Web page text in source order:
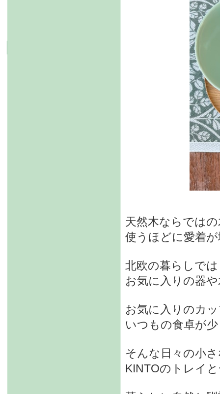
天然木ならでは
使うほどに愛着
北欧の暮らしでは
お気に入りの器
お気に入りのカ
いつもの食卓が
そんな日々の小
KINTOのトレイ